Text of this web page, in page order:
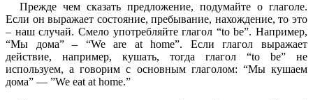
Прежде чем сказать предложение, подумайте о глаголе.
Если он выражает состояние, пребывание, нахождение, то это
– наш случай. Смело употребляйте глагол “to be”. Например,
“Мы дома” – “We are at home”. Если глагол выражает
действие, например, кушать, тогда глагол “to be” не
используем, а говорим с основным глаголом: “Мы кушаем
дома” — ”We eat at home.”